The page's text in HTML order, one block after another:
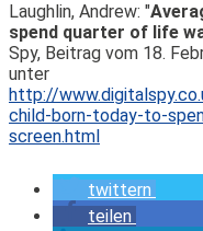
Laughlin, Andrew: "
spend quarter of life
Spy, Beitrag vom 18.
unter
http://
child-born-today-to-
screen.html
twittern
teilen